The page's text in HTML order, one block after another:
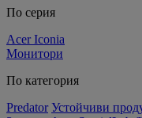
По серия
Acer Iconia
Монитори
По категория
Predator Устойчиви